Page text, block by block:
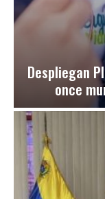
Despliegan
once